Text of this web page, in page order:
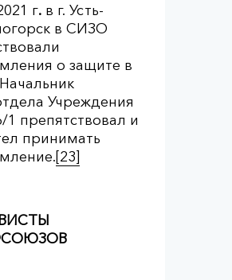
г. в г. Усть-
в СИЗО
о защите в
Учреждения
препятствовал и
принимать
[23]